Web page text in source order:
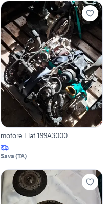
motore Fiat 199A3000
Sava (TA)